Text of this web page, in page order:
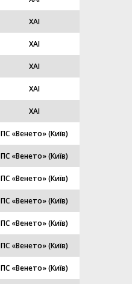
ХАІ
ХАІ
ХАІ
ХАІ
ХАІ
ПС «Венето» (Київ)
ПС «Венето» (Київ)
ПС «Венето» (Київ)
ПС «Венето» (Київ)
ПС «Венето» (Київ)
ПС «Венето» (Київ)
ПС «Венето» (Київ)